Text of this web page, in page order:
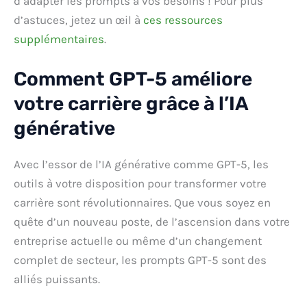
d’astuces, jetez un œil à ces ressources
supplémentaires.
Comment GPT-5 améliore
votre carrière grâce à l’IA
générative
Avec l’essor de l’IA générative comme GPT-5, les
outils à votre disposition pour transformer votre
carrière sont révolutionnaires. Que vous soyez en
quête d’un nouveau poste, de l’ascension dans votre
entreprise actuelle ou même d’un changement
complet de secteur, les prompts GPT-5 sont des
alliés puissants.